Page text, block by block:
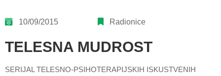
10/09/2015 Radionice
TELESNA MUDROST
SERIJAL TELESNO-PSIHOTERAPIJSKIH ISKUSTVENIH